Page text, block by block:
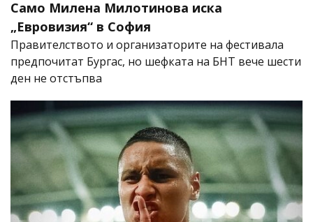
Само Милена Милотинова иска
„Евровизия“ в София
Правителството и организаторите на фестивала
предпочитат Бургас, но шефката на БНТ вече шести
ден не отстъпва